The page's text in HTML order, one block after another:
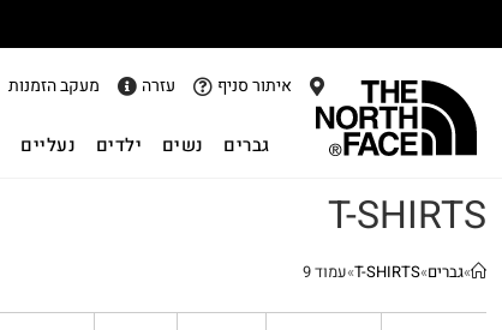
איתור סניף עזרה מעקב הזמנות
גברים נשים ילדים נעליים
T-SHIRTS
»גברים»
T-SHIRTS
»עמוד 9